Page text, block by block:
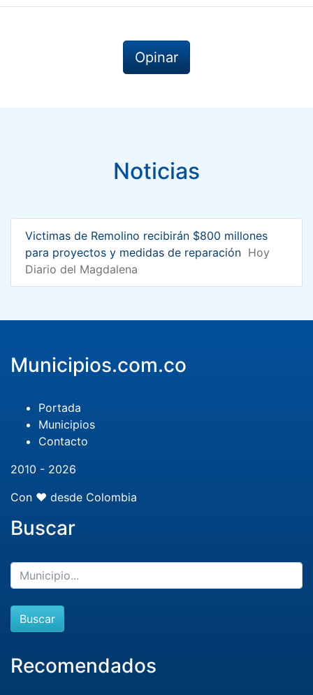
Opinar
Noticias
Victimas de Remolino recibirán $800 millones
para proyectos y medidas de reparación Hoy
Diario del Magdalena
Municipios.com.co
Portada
Municipios
Contacto
2010 - 2026
Con ❤️ desde Colombia
Buscar
Buscar
Recomendados